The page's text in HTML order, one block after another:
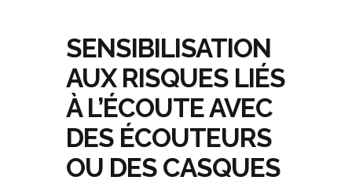
SENSIBILISATION
AUX RISQUES LIÉS
À L’ÉCOUTE AVEC
DES ÉCOUTEURS
OU DES CASQUES